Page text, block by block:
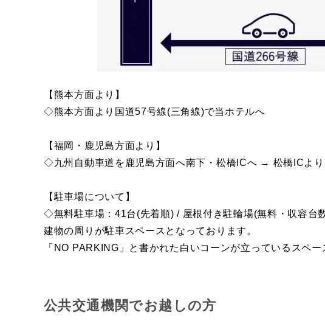
【熊本方面より】
◇熊本方面より国道57号線(三角線)で当ホテルへ
【福岡・鹿児島方面より】
◇九州自動車道を鹿児島方面へ南下・松橋ICへ → 松橋ICよ
【駐車場について】
◇無料駐車場：41台(先着順) / 屋根付き駐輪場(無料・収容台
建物の周りが駐車スペースとなっております。
「NO PARKING」と書かれた白いコーンが立っているスペ
公共交通機関でお越しの方